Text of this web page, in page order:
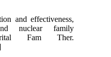
and effectiveness,
nuclear family
Fam Ther.